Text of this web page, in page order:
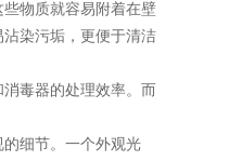
物质就容易附着在壁
染污垢，更便于清洁
毒器的处理效率。而
细节。一个外观光